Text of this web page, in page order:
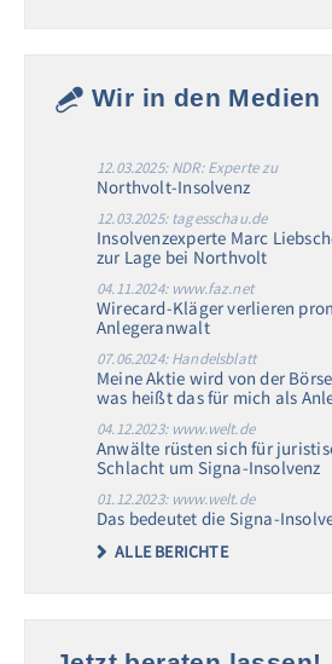
Wir in den Medien
12.03.2025: NDR: Experte zu
Northvolt-Insolvenz
12.03.2025: tagesschau.de
Insolvenzexperte Marc
zur Lage bei Northvolt
04.11.2024: www.faz.net
Wirecard-Kläger verlieren
Anlegeranwalt
07.06.2024: Handelsblatt
Meine Aktie wird von der
was heißt das für mich als
04.12.2023: www.welt.de
Anwälte rüsten sich für
Schlacht um Signa-Insolvenz
01.12.2023: www.welt.de
Das bedeutet die Signa-
ALLE BERICHTE